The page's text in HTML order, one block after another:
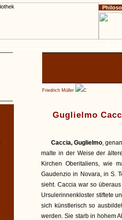
Friedrich Müller C
Guglielmo
Caccia, Guglielmo,
malte in der Weise der
Kirchen Oberitaliens, wie
Gaudenzio in Novara, in S.
sieht. Caccia war so
Ursulerinnenkloster stiftete
sich künstlerisch so
werden. Sie starb in hohem